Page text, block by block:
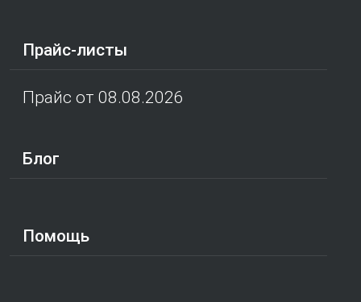
Прайс-листы
Прайс от 08.08.2026
Блог
Помощь